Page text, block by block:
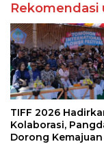
TIFF 2026
Kolaborasi,
Dorong